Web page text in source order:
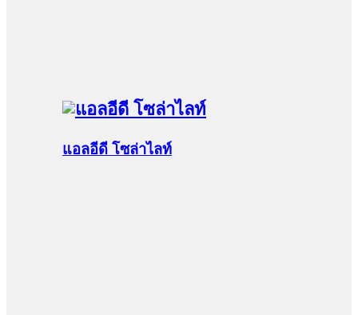
แอลอีดี โซล่าไลท์